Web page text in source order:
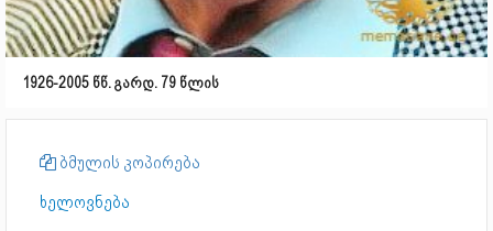
1926-2005 წწ. გარდ. 79 წლის
ბმულის კოპირება
ხელოვნება